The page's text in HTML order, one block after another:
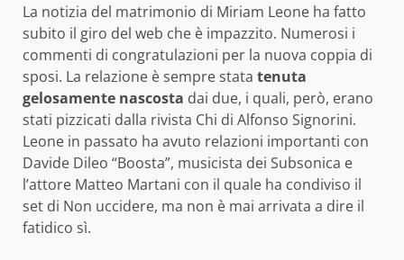
La notizia del matrimonio di Miriam Leone ha fatto
subito il giro del web che è impazzito. Numerosi i
commenti di congratulazioni per la nuova coppia di
sposi. La relazione è sempre stata tenuta
gelosamente nascosta dai due, i quali, però, erano
stati pizzicati dalla rivista Chi di Alfonso Signorini.
Leone in passato ha avuto relazioni importanti con
Davide Dileo “Boosta”, musicista dei Subsonica e
l’attore Matteo Martani con il quale ha condiviso il
set di Non uccidere, ma non è mai arrivata a dire il
fatidico sì.